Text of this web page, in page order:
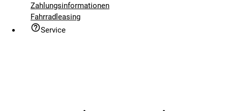
Zahlungsinformationen
Fahrradleasing
Service